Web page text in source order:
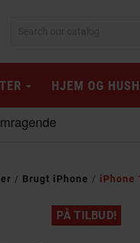
HJEM OG
Brugt iPhone iPhone
PÅ TILBUD!